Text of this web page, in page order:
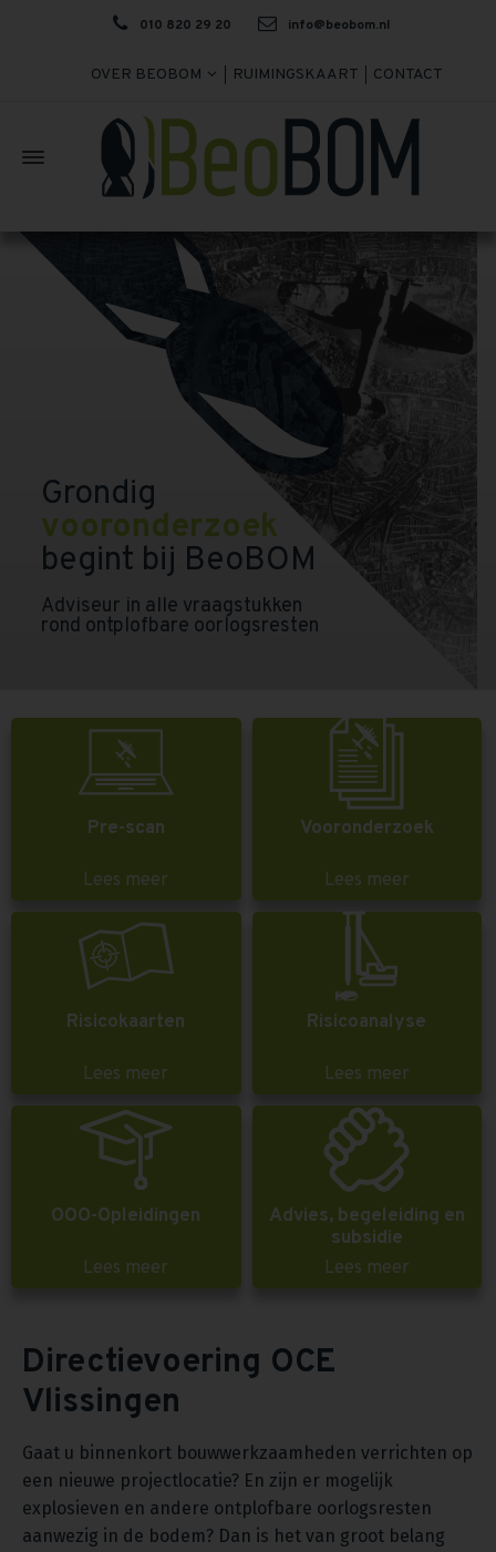
010 820 29 20 info@beobom.nl
OVER BEOBOM RUIMINGSKAART CONTACT
Grondig
vooronderzoek
begint bij BeoBOM
Adviseur in alle vraagstukken
rond ontplofbare oorlogsresten
Pre-scan
Lees meer
Vooronderzoek
Lees meer
Risicokaarten
Lees meer
Risicoanalyse
Lees meer
OOO-Opleidingen
Lees meer
Advies, begeleiding en
subsidie
Lees meer
Directievoering OCE
Vlissingen
Gaat u binnenkort bouwwerkzaamheden verrichten op
een nieuwe projectlocatie? En zijn er mogelijk
explosieven en andere ontplofbare oorlogsresten
aanwezig in de bodem? Dan is het van groot belang